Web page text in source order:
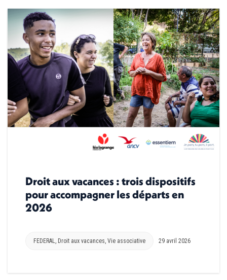
Droit aux vacances : trois dispositifs
pour accompagner les départs en
2026
FEDERAL, Droit aux vacances, Vie associative 29 avril 2026